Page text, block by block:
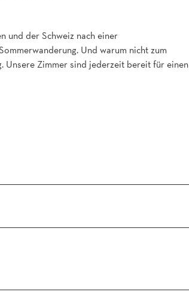
und der Schweiz nach einer
Und warum nicht zum
Unsere Zimmer sind jederzeit bereit für einen